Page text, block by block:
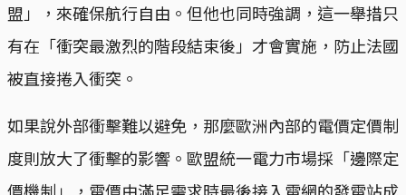
盟」，來確保航行自由。但他也同時強調，這一舉措只
有在「衝突最激烈的階段結束後」才會實施，防止法國
被直接捲入衝突。
如果說外部衝擊難以避免，那麼歐洲內部的電價定價制
度則放大了衝擊的影響。歐盟統一電力市場採「邊際定